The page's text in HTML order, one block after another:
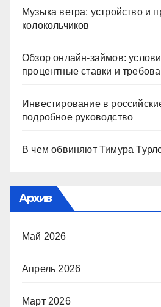
Музыка ветра: устройство и
колокольчиков
Обзор онлайн-займов:
процентные ставки и
Инвестирование в
подробное руководство
В чем обвиняют Тимура
Архив
Май 2026
Апрель 2026
Март 2026